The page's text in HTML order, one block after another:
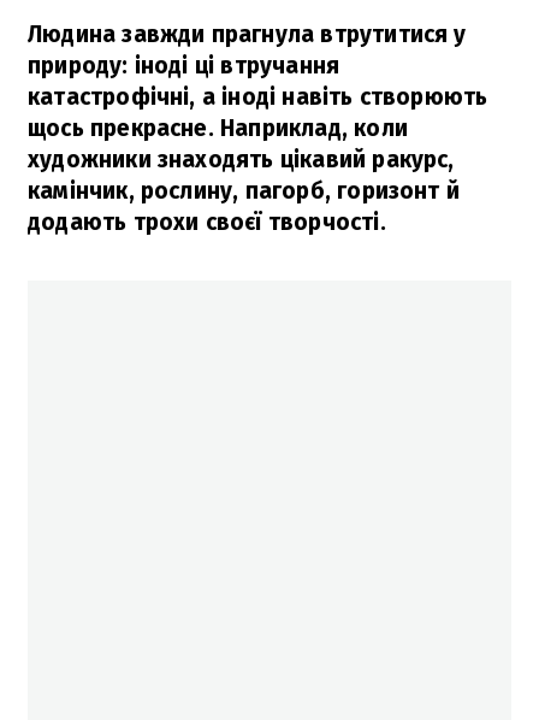
Людина завжди прагнула втрутитися у
природу: іноді ці втручання
катастрофічні, а іноді навіть створюють
щось прекрасне. Наприклад, коли
художники знаходять цікавий ракурс,
камінчик, рослину, пагорб, горизонт й
додають трохи своєї творчості.